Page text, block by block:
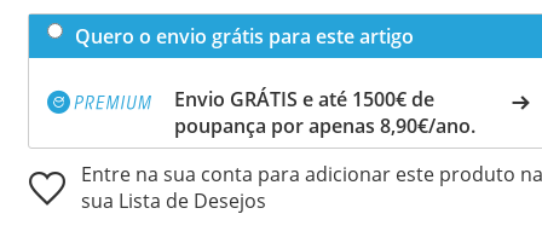
Quero o envio grátis para este artigo
Envio GRÁTIS e até 1500€ de
poupança por apenas 8,90€/ano.
Entre na sua conta para adicionar este produto na
sua Lista de Desejos